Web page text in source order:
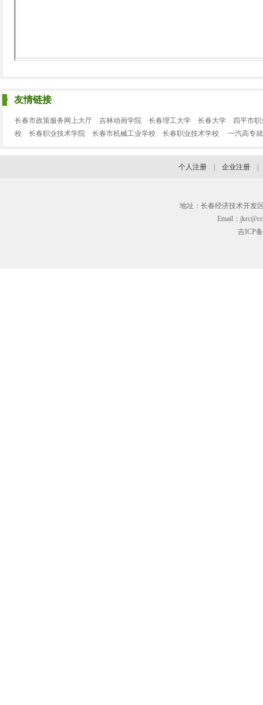
友情链接
长春市政策服务网上大厅 吉林动画学院 长春理工大学 长春大学
四平市
校
长春职业技术学院 长春市机械工业学校 长春职业技术学校 一汽高专
个人注册 企业注册
地址：长春经济技术开发
Email：
吉ICP